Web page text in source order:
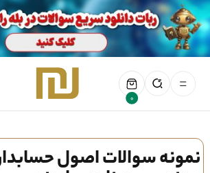
0
نمونه سوالات اصول